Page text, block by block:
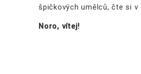
špičkových umělců, čte si
Noro, vítej!